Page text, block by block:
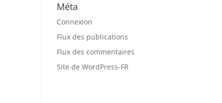
Méta
Connexion
Flux des publications
Flux des commentaires
Site de WordPress-FR